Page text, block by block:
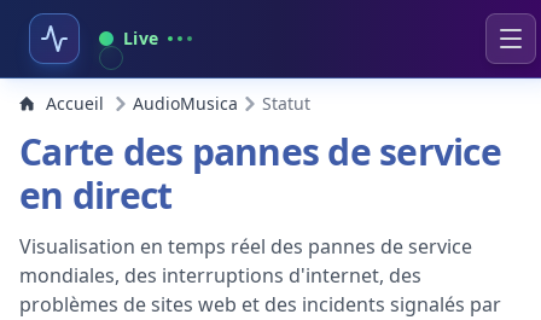
Live
Accueil AudioMusica Statut
Carte des pannes de service
en direct
Visualisation en temps réel des pannes de service
mondiales, des interruptions d'internet, des
problèmes de sites web et des incidents signalés par